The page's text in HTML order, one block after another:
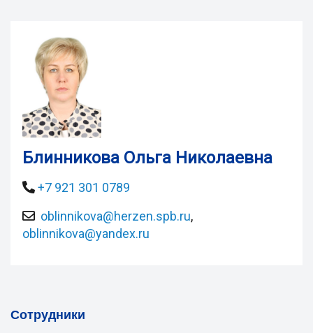
Блинникова Ольга Николаевна
+7 921 301 0789
oblinnikova@herzen.spb.ru,
oblinnikova@yandex.ru
Сотрудники